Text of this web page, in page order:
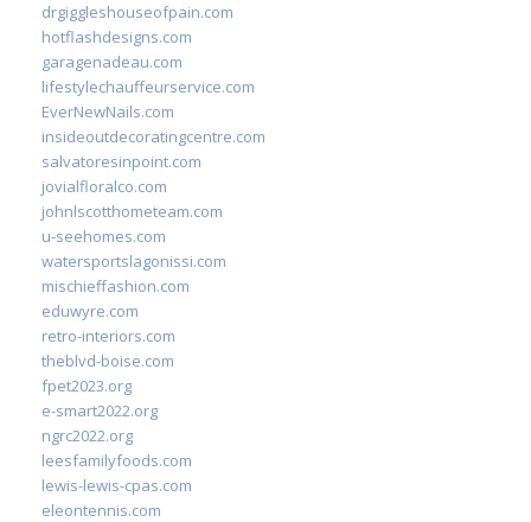
drgiggleshouseofpain.com
hotflashdesigns.com
garagenadeau.com
lifestylechauffeurservice.com
EverNewNails.com
insideoutdecoratingcentre.com
salvatoresinpoint.com
jovialfloralco.com
johnlscotthometeam.com
u-seehomes.com
watersportslagonissi.com
mischieffashion.com
eduwyre.com
retro-interiors.com
theblvd-boise.com
fpet2023.org
e-smart2022.org
ngrc2022.org
leesfamilyfoods.com
lewis-lewis-cpas.com
eleontennis.com